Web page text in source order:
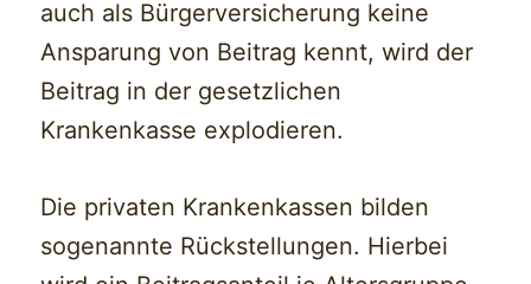
auch als Bürgerversicherung keine
Ansparung von Beitrag kennt, wird der
Beitrag in der gesetzlichen
Krankenkasse explodieren.
Die privaten Krankenkassen bilden
sogenannte Rückstellungen. Hierbei